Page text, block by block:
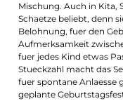
Mischung. Auch in Kita,
Schaetze beliebt, denn
Belohnung, fuer den
Aufmerksamkeit
fuer jedes Kind etwas
Stueckzahl macht das
fuer spontane Anlaesse
geplante